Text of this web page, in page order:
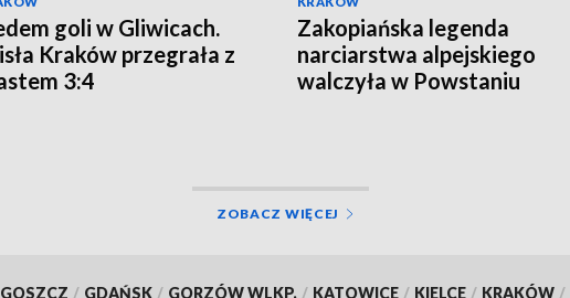
goli w Gliwicach.
Kraków przegrała z
3:4
Zakopiańska legenda
narciarstwa alpejskiego
walczyła w Powstaniu
ZOBACZ WIĘCEJ
/ GDAŃSK / GORZÓW WLKP. / KATOWICE / KIELCE / KRAKÓW /